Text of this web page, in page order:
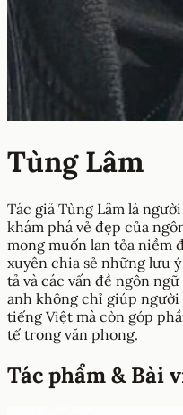
Tùng Lâm
Tác giả Tùng Lâm là
khám phá vẻ đẹp của
mong muốn lan tỏa niềm
xuyên chia sẻ những lưu
tả và các vấn đề ngôn
anh không chỉ giúp người
tiếng Việt mà còn góp
tế trong văn phong.
Tác phẩm & Bài